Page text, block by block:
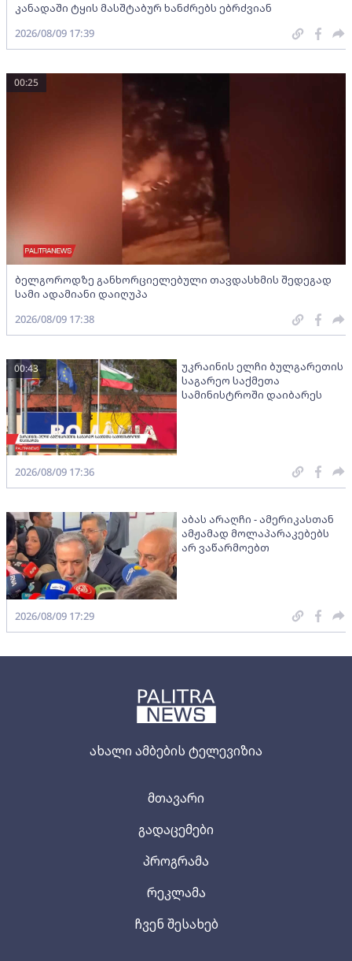
ახალი ამბების ტელევიზია
მთავარი
გადაცემები
პროგრამა
რეკლამა
ჩვენ შესახებ
კანადაში ტყის მასშტაბურ ხანძრებს ებრძვიან
2026/08/09 17:39
ბელგოროდზე განხორციელებული თავდასხმის შედეგად
სამი ადამიანი დაიღუპა
00:25
2026/08/09 17:38
უკრაინის ელჩი ბულგარეთის
საგარეო საქმეთა
სამინისტროში დაიბარეს
00:43
2026/08/09 17:36
აბას არაღჩი - ამერიკასთან
ამჟამად მოლაპარაკებებს
არ ვაწარმოებთ
2026/08/09 17:29